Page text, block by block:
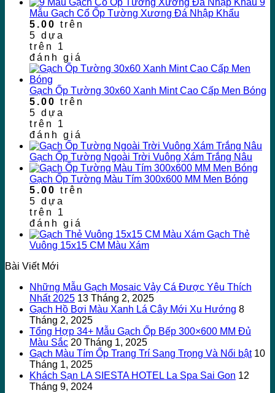
9
Mẫu Gạch Cổ Ốp Tường Xương Đá Nhập Khẩu
5.00 trên
5 dựa
trên 1
đánh giá
Gạch Ốp Tường 30x60 Xanh Mint Cao Cấp Men Bóng
5.00 trên
5 dựa
trên 1
đánh giá
Gạch Ốp Tường Ngoài Trời Vuông Xám Trắng Nâu
Gạch Ốp Tường Màu Tím 300x600 MM Men Bóng
5.00 trên
5 dựa
trên 1
đánh giá
Gạch Thẻ
Vuông 15x15 CM Màu Xám
Bài Viết Mới
Những Mẫu Gạch Mosaic Vảy Cá Được Yêu Thích
Nhất 2025 13 Tháng 2, 2025
Gạch Hồ Bơi Màu Xanh Lá Cây Mới Xu Hướng 8
Tháng 2, 2025
Tổng Hợp 34+ Mẫu Gạch Ốp Bếp 300×600 MM Đủ
Màu Sắc 20 Tháng 1, 2025
Gạch Màu Tím Ốp Trang Trí Sang Trọng Và Nổi bật 10
Tháng 1, 2025
Khách Sạn LA SIESTA HOTEL La Spa Sai Gon 12
Tháng 9, 2024